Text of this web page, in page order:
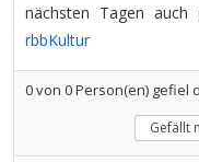
nächsten Tagen auch
rbbKultur
0von 0Person(en) gefiel
Gefällt